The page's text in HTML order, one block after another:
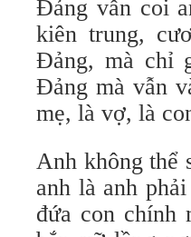
Đảng vẫn coi
kiên trung,
Đảng, mà chỉ
Đảng mà vẫn
mẹ, là vợ, là
Anh không thể
anh là anh
đứa con chính